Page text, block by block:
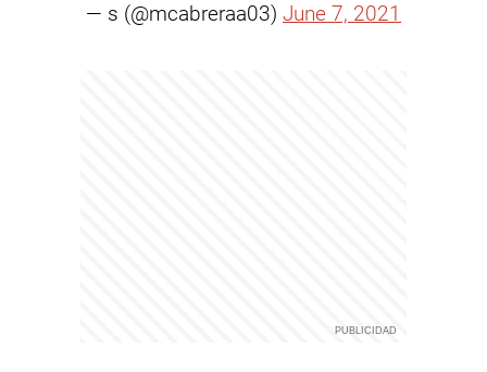
— s (@mcabreraa03) June 7, 2021